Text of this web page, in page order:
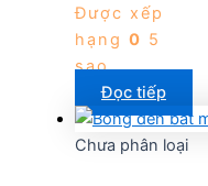
Được xếp
hạng 0 5
sao
Đọc tiếp
Chưa phân loại